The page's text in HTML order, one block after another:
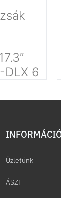
DLX 6
Üzletünk
ÁSZF